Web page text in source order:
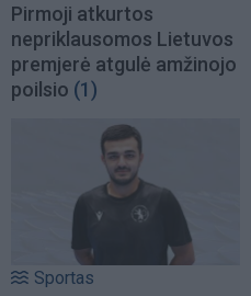
Pirmoji atkurtos
nepriklausomos Lietuvos
premjerė atgulė amžinojo
poilsio (1)
Sportas